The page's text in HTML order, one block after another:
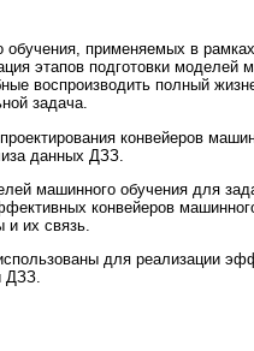
применяемых в
этапов подготовки моделей
воспроизводить полный
задача.
конвейеров
данных ДЗЗ.
машинного обучения для
конвейеров
их связь.
для реализации
ДЗЗ.